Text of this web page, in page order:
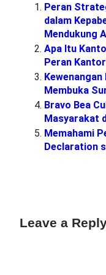
Peran
dalam
Mendukung
Apa Itu
Peran
Membuka
Bravo Bea
Masyarakat
Memahami
Declaration
Leave a